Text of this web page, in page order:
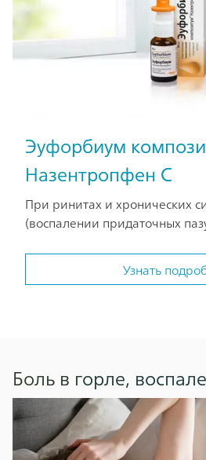
Эуфорбиум
Назентропфен С
При ринитах и хронических
(воспалении придаточных
Узнать
Боль в горле,